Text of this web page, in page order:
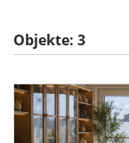
Objekte: 3